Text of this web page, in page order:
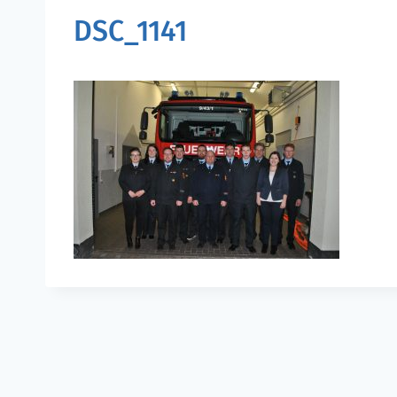
DSC_1141